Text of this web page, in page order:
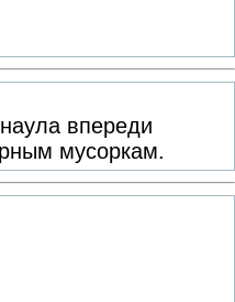
впереди
мусоркам.